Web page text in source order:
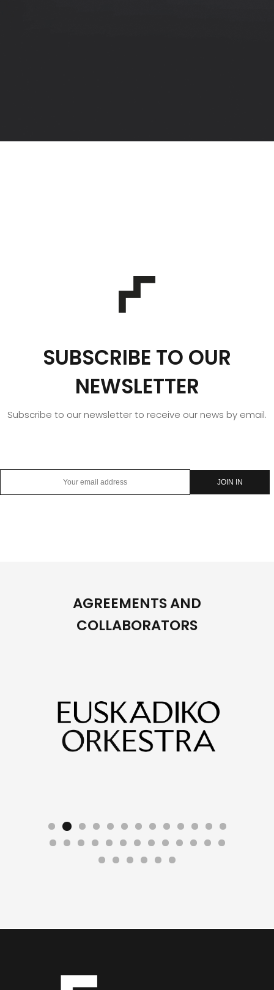
SUBSCRIBE TO OUR
NEWSLETTER
Subscribe to our newsletter to receive our news by email.
AGREEMENTS AND
COLLABORATORS